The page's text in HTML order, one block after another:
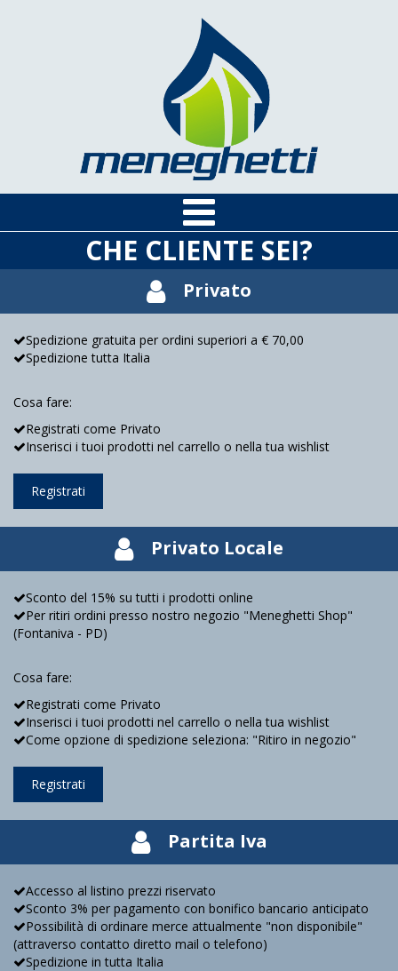
CHE CLIENTE SEI?
Privato
Spedizione gratuita per ordini superiori a € 70,00
Spedizione tutta Italia
Cosa fare:
Registrati come Privato
Inserisci i tuoi prodotti nel carrello o nella tua wishlist
Registrati
Privato Locale
Sconto del 15% su tutti i prodotti online
Per ritiri ordini presso nostro negozio "Meneghetti Shop"
(Fontaniva - PD)
Cosa fare:
Registrati come Privato
Inserisci i tuoi prodotti nel carrello o nella tua wishlist
Come opzione di spedizione seleziona: "Ritiro in negozio"
Registrati
Partita Iva
Accesso al listino prezzi riservato
Sconto 3% per pagamento con bonifico bancario anticipato
Possibilità di ordinare merce attualmente "non disponibile"
(attraverso contatto diretto mail o telefono)
Spedizione in tutta Italia